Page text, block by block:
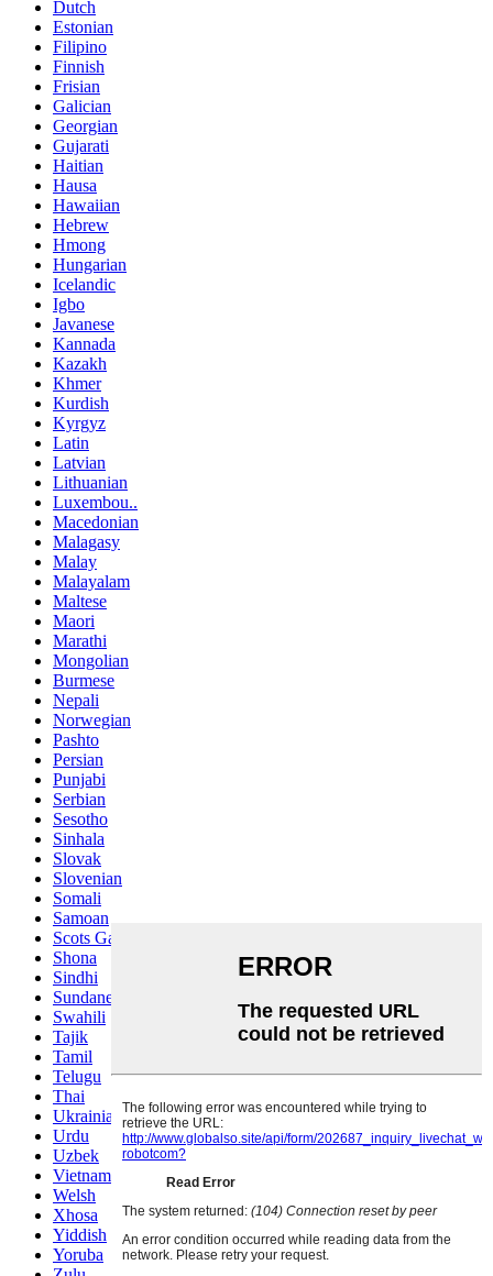
Dutch
Estonian
Filipino
Finnish
Frisian
Galician
Georgian
Gujarati
Haitian
Hausa
Hawaiian
Hebrew
Hmong
Hungarian
Icelandic
Igbo
Javanese
Kannada
Kazakh
Khmer
Kurdish
Kyrgyz
Latin
Latvian
Lithuanian
Luxembou..
Macedonian
Malagasy
Malay
Malayalam
Maltese
Maori
Marathi
Mongolian
Burmese
Nepali
Norwegian
Pashto
Persian
Punjabi
Serbian
Sesotho
Sinhala
Slovak
Slovenian
Somali
Samoan
Scots Gaelic
Shona
Sindhi
Sundanese
Swahili
Tajik
Tamil
Telugu
Thai
Ukrainian
Urdu
Uzbek
Vietnamese
Welsh
Xhosa
Yiddish
Yoruba